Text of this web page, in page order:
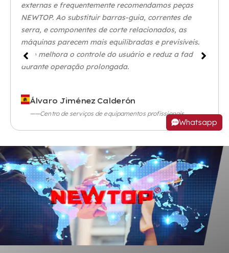
externas e frequentemente recomendamos peças
NEWTOP. Ao substituir barras-guia, correntes de
serra, e componentes de corte relacionados, as
máquinas parecem mais equilibradas e previsíveis.
Isso melhora o controle do usuário e reduz a fadiga
durante operação prolongada.
Álvaro Jiménez Calderón
——Centro de serviços de equipamentos profissionais
Whatsapp